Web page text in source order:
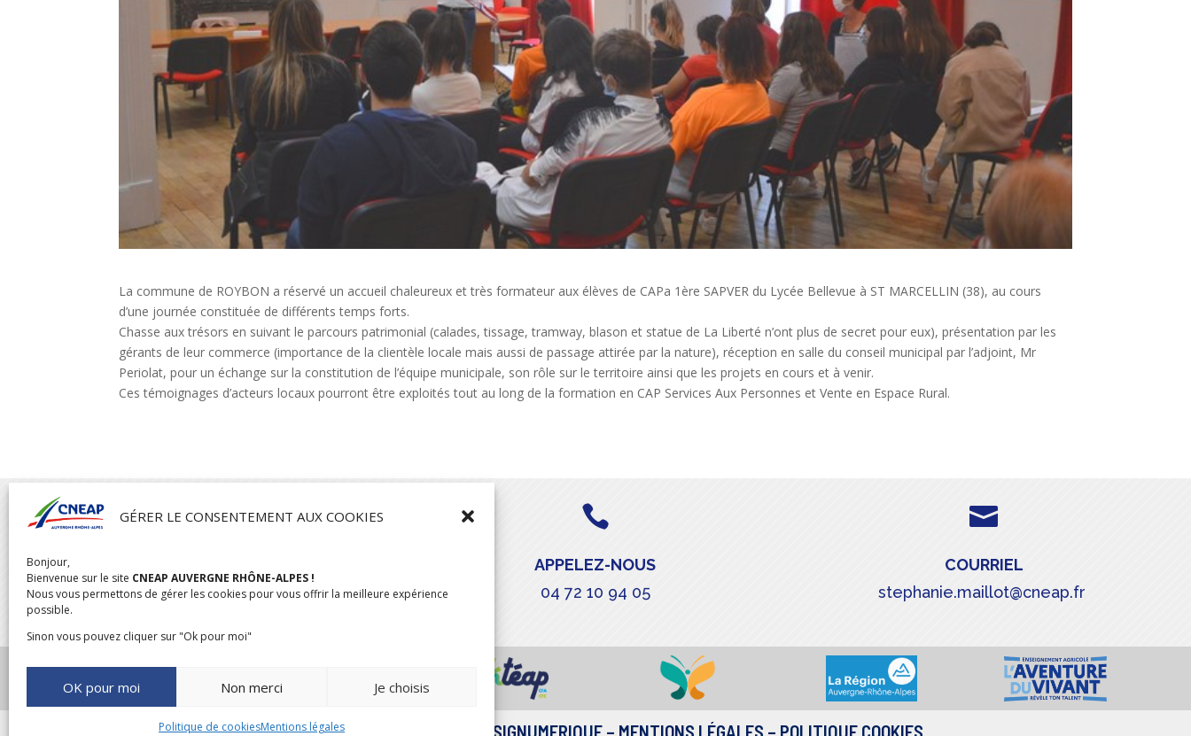
GÉRER LE CONSENTEMENT AUX COOKIES
Bonjour,
Bienvenue sur le site CNEAP AUVERGNE RHÔNE-ALPES !
Nous vous permettons de gérer les cookies pour vous offrir la meilleure expérience
possible.
Sinon vous pouvez cliquer sur "Ok pour moi"
OK pour moi Non merci Je choisis
Politique de cookiesMentions légales
La commune de ROYBON a réservé un accueil chaleureux et très formateur aux élèves de CAPa 1ère SAPVER du Lycée Bellevue à ST MARCELLIN (38), au cours
d’une journée constituée de différents temps forts.
Chasse aux trésors en suivant le parcours patrimonial (calades, tissage, tramway, blason et statue de La Liberté n’ont plus de secret pour eux), présentation par les
gérants de leur commerce (importance de la clientèle locale mais aussi de passage attirée par la nature), réception en salle du conseil municipal par l’adjoint, Mr
Periolat, pour un échange sur la constitution de l’équipe municipale, son rôle sur le territoire ainsi que les projets en cours et à venir.
Ces témoignages d’acteurs locaux pourront être exploités tout au long de la formation en CAP Services Aux Personnes et Vente en Espace Rural.

04 rue de l’Oratoire,

APPELEZ-NOUS
04 72 10 94 05

COURRIEL
stephanie.maillot@cneap.fr
CONCEPTION & RÉALISATION DESIGNUMERIQUE – MENTIONS LÉGALES – POLITIQUE COOKIES